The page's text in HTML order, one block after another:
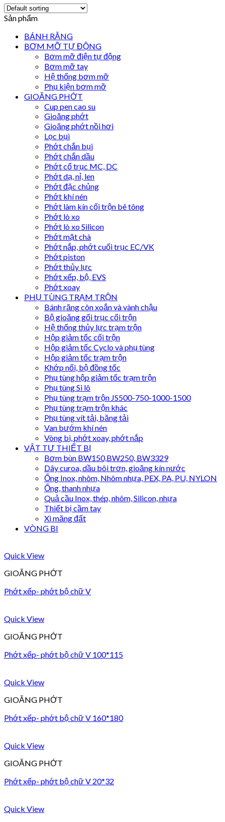
Sản phẩm
BÁNH RĂNG
BƠM MỠ TỰ ĐỘNG
Bơm mỡ điện tự động
Bơm mỡ tay
Hệ thống bơm mỡ
Phụ kiện bơm mỡ
GIOĂNG PHỚT
Cup pen cao su
Gioăng phớt
Gioăng phớt nồi hơi
Lọc bụi
Phớt chắn bụi
Phớt chắn dầu
Phớt cổ trục MC, DC
Phớt dạ, nỉ, len
Phớt đặc chủng
Phớt khí nén
Phớt làm kín cối trộn bê tông
Phớt lò xo
Phớt lò xo Silicon
Phớt mặt chà
Phớt nắp, phớt cuối trục EC/VK
Phớt piston
Phớt thủy lực
Phớt xếp, bộ, EVS
Phớt xoay
PHỤ TÙNG TRẠM TRỘN
Bánh răng côn xoắn và vành chậu
Bộ gioăng gối trục cối trộn
Hệ thống thủy lực trạm trộn
Hộp giảm tốc cối trộn
Hộp giảm tốc Cyclo và phụ tùng
Hộp giảm tốc trạm trộn
Khớp nối, bộ đồng tốc
Phụ tùng hộp giảm tốc trạm trộn
Phụ tùng Si lô
Phụ tùng trạm trộn JS500-750-1000-1500
Phụ tùng trạm trộn khác
Phụ tùng vít tải, băng tải
Van bướm khí nén
Vòng bi, phớt xoay, phớt nắp
VẬT TƯ THIẾT BỊ
Bơm bùn BW150,BW250, BW3329
Dây curoa, dầu bôi trơn, gioăng kín nước
Ống Inox, nhôm, Nhôm nhựa, PEX, PA, PU, NYLON
Ống, thanh nhựa
Quả cầu Inox, thép, nhôm, Silicon, nhựa
Thiết bị cầm tay
Xi măng đất
VÒNG BI
Quick View
GIOĂNG PHỚT
Phớt xếp- phớt bộ chữ V
Quick View
GIOĂNG PHỚT
Phớt xếp- phớt bộ chữ V 100*115
Quick View
GIOĂNG PHỚT
Phớt xếp- phớt bộ chữ V 160*180
Quick View
GIOĂNG PHỚT
Phớt xếp- phớt bộ chữ V 20*32
Quick View